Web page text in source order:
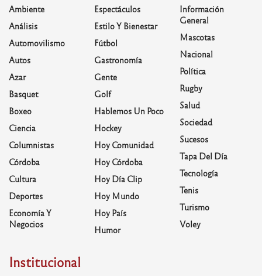
Ambiente
Análisis
Automovilismo
Autos
Azar
Basquet
Boxeo
Ciencia
Columnistas
Córdoba
Cultura
Deportes
Economía Y
Negocios
Espectáculos
Estilo Y Bienestar
Fútbol
Gastronomía
Gente
Golf
Hablemos Un Poco
Hockey
Hoy Comunidad
Hoy Córdoba
Hoy Día Clip
Hoy Mundo
Hoy País
Humor
Información
General
Mascotas
Nacional
Política
Rugby
Salud
Sociedad
Sucesos
Tapa Del Día
Tecnología
Tenis
Turismo
Voley
Institucional